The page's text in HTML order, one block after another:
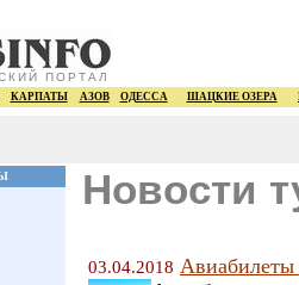
ПОРТАЛ
КАРПАТЫ АЗОВ ОДЕССА ШАЦКИЕ ОЗЕРА
Новости
03.04.2018